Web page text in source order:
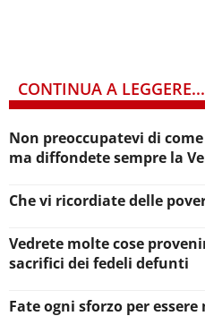
CONTINUA A LEGGERE...
Non preoccupatevi di
ma diffondete sempre la
Che vi ricordiate delle
Vedrete molte cose
sacrifici dei fedeli defunti
Fate ogni sforzo per